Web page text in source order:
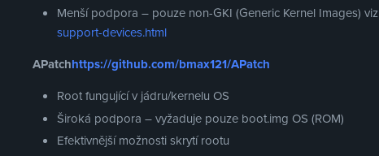
Menší podpora – pouze non-GKI (Generic Kernel Images) viz
support-devices.html
APatchhttps://github.com/bmax121/APatch
Root fungující v jádru/kernelu OS
Široká podpora – vyžaduje pouze boot.img OS (ROM)
Efektivnější možnosti skrytí rootu